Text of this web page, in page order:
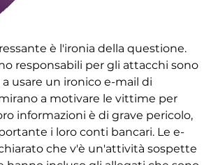
è l'ironia della questione.
responsabili per gli attacchi sono
usare un ironico e-mail di
a motivare le vittime per
informazioni è di grave pericolo,
i loro conti bancari. Le e-
che v'è un'attività sospette